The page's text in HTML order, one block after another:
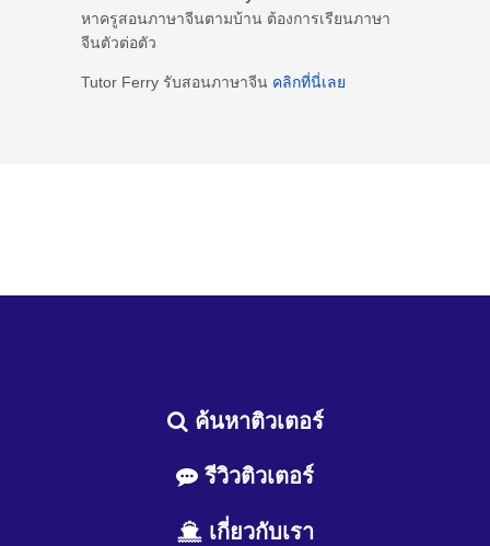
หาครูสอนภาษาจีนตามบ้าน ต้องการเรียนภาษา
จีนตัวต่อตัว
Tutor Ferry รับสอนภาษาจีน คลิกที่นี่เลย
ค้นหาติวเตอร์
รีวิวติวเตอร์
เกี่ยวกับเรา